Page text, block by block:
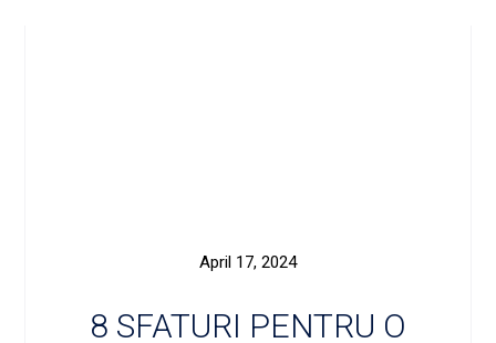
April 17, 2024
8 SFATURI PENTRU O